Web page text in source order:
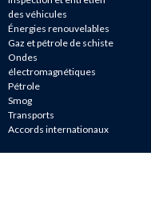
des véhicules
Énergies renouvelables
Gaz et pétrole de schiste
Ondes
électromagnétiques
Pétrole
Smog
Transports
Accords internationaux